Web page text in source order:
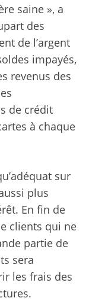
saine », a
des
de l’argent
impayés,
revenus des
de crédit
à chaque
sur
plus
En fin de
clients qui ne
partie de
sera
les frais des